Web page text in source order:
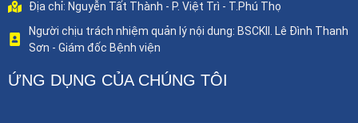
Địa chỉ: Nguyễn Tất Thành - P. Việt Trì - T.Phú Thọ
Người chịu trách nhiệm quản lý nội dung: BSCKII. Lê Đình Thanh
Sơn - Giám đốc Bệnh viện
ỨNG DỤNG CỦA CHÚNG TÔI